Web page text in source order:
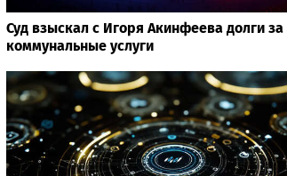
Суд взыскал с Игоря Акинфеева долги за
коммунальные услуги